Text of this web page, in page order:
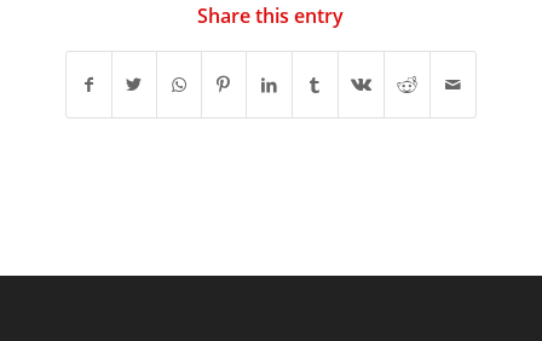
Share this entry